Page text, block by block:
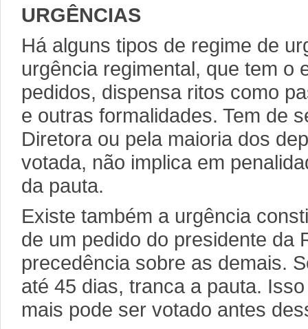
URGÊNCIAS
Há alguns tipos de regime de
urgência regimental, que tem o
pedidos, dispensa ritos como
e outras formalidades. Tem de
Diretora ou pela maioria dos
votada, não implica em
da pauta.
Existe também a urgência
de um pedido do presidente da
precedência sobre as demais.
até 45 dias, tranca a pauta.
mais pode ser votado antes